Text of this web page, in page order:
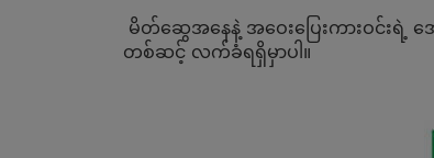
မိတ်ဆွေအနေနဲ့ အဝေးပြေးကားဝင်းရဲ့
တစ်ဆင့် လက်ခံရရှိမှာပါ။